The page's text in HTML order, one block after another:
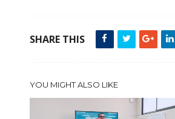
SHARE THIS
YOU MIGHT ALSO LIKE